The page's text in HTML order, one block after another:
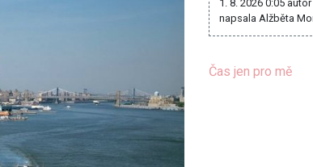
1. 8. 2026 0:05
napsala Alžběta
Čas jen pro mě